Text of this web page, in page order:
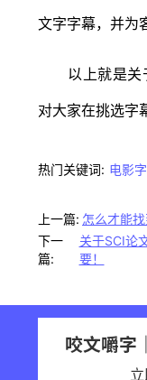
文字字幕，并为
以上就是关
对大家在挑选字
热门关键词: 电影
上一篇: 怎么才能
下一
篇:
关于SCI论
要！
咬文嚼字